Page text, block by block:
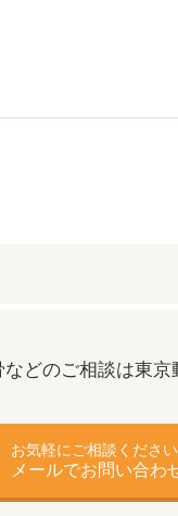
どのご相談は東京
お気軽にご相談ください
メールでお問い合わ